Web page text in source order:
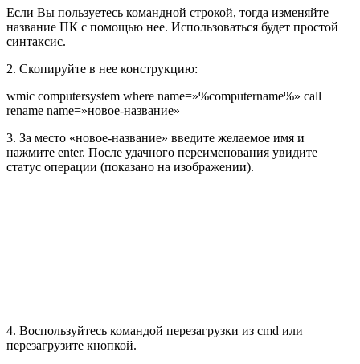
Если Вы пользуетесь командной строкой, тогда изменяйте
название ПК с помощью нее. Использоваться будет простой
синтаксис.
2. Скопируйте в нее конструкцию:
wmic computersystem where name=»%computername%» call
rename name=»новое-название»
3. За место «новое-название» введите желаемое имя и
нажмите enter. После удачного переименования увидите
статус операции (показано на изображении).
4. Воспользуйтесь командой перезагрузки из cmd или
перезагрузите кнопкой.